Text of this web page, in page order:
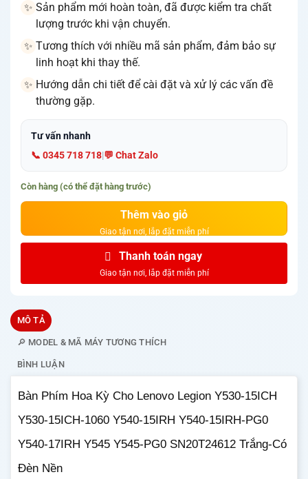
✨ Sản phẩm mới hoàn toàn, đã được kiểm tra chất
lượng trước khi vận chuyển.
✨ Tương thích với nhiều mã sản phẩm, đảm bảo sự
linh hoạt khi thay thế.
✨ Hướng dẫn chi tiết để cài đặt và xử lý các vấn đề
thường gặp.
Tư vấn nhanh
📞 0345 718 718|💬 Chat Zalo
Còn hàng (có thể đặt hàng trước)
Thêm vào giỏ
Thanh toán ngay
MÔ TẢ
🔎 MODEL & MÃ MÁY TƯƠNG THÍCH
BÌNH LUẬN
Bàn Phím Hoa Kỳ Cho Lenovo Legion Y530-15ICH
Y530-15ICH-1060 Y540-15IRH Y540-15IRH-PG0
Y540-17IRH Y545 Y545-PG0 SN20T24612 Trắng-Có
Đèn Nền